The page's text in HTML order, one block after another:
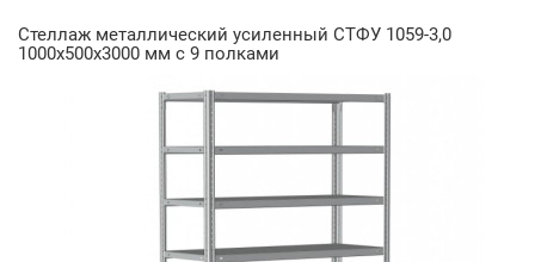
Стеллаж металлический усиленный СТФУ 1059-3,0
1000х500х3000 мм с 9 полками